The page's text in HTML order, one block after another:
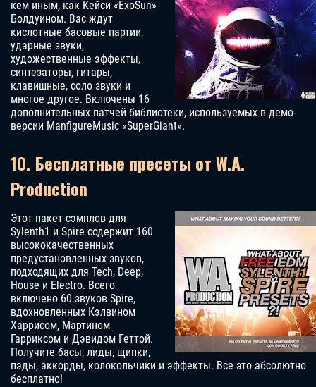
кем иным, как Кейси «ExoSun»
Болдуином. Вас ждут
кислотные басовые партии,
ударные звуки,
художественные эффекты,
синтезаторы, гитары,
клавишные, соло звуки и
многое другое. Включены 16
дополнительных патчей библиотеки, используемых в демо-
версии ManfigureMusic «SuperGiant».
10. Бесплатные пресеты от W.A.
Production
Этот пакет сэмплов для
Sylenth1 и Spire содержит 160
высококачественных
предустановленных звуков,
подходящих для Tech, Deep,
House и Electro. Всего
включено 60 звуков Spire,
вдохновленных Кэлвином
Харрисом, Мартином
Гарриксом и Дэвидом Геттой.
Получите басы, лиды, щипки,
пэды, аккорды, колокольчики и эффекты. Все это абсолютно
бесплатно!